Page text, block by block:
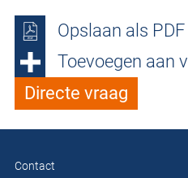
Opslaan als PDF
Toevoegen aan
Directe vraag
Contact